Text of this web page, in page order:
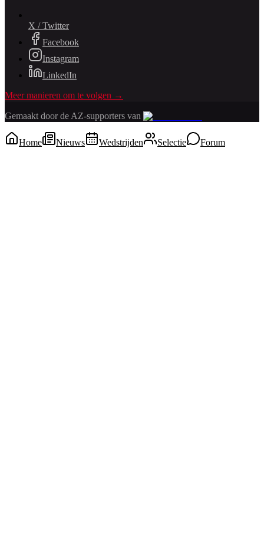
X / Twitter
Facebook
Instagram
LinkedIn
Meer manieren om te volgen →
Gemaakt door de AZ-supporters van
Home Nieuws Wedstrijden Selectie Forum